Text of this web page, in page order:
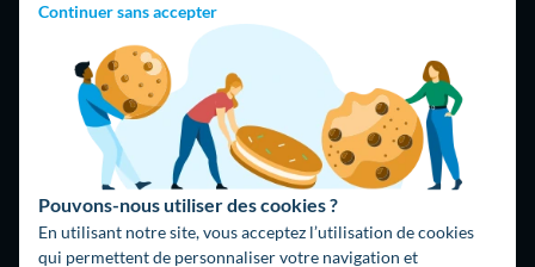
Continuer sans accepter
Pouvons-nous utiliser des cookies ?
En utilisant notre site, vous acceptez l’utilisation de cookies
qui permettent de personnaliser votre navigation et
09 75 18 60 60
(8h-21h)
75018 Paris